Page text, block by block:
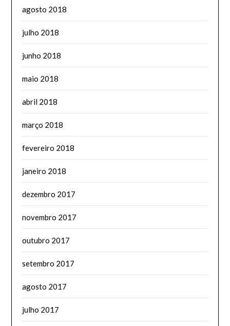
agosto 2018
julho 2018
junho 2018
maio 2018
abril 2018
março 2018
fevereiro 2018
janeiro 2018
dezembro 2017
novembro 2017
outubro 2017
setembro 2017
agosto 2017
julho 2017